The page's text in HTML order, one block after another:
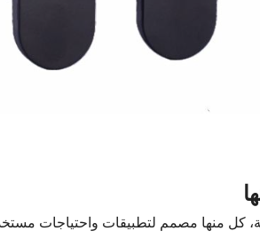
كل منها مصمم لتطبيقات واحتياجات